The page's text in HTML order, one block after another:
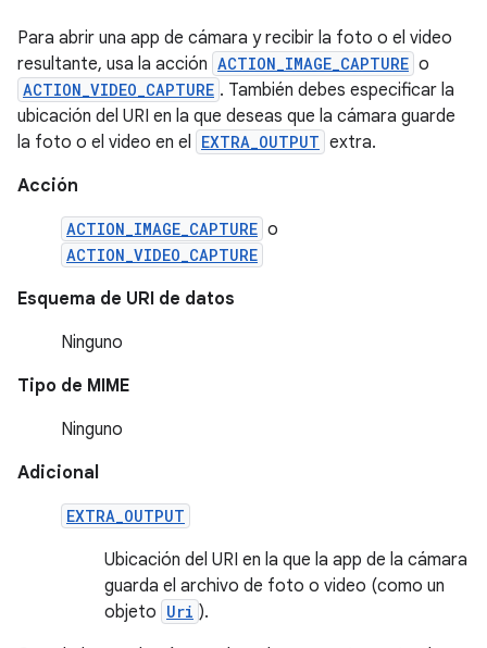
Para abrir una app de cámara y recibir la foto o el video
resultante, usa la acción ACTION_IMAGE_CAPTURE o
ACTION_VIDEO_CAPTURE . También debes especificar la
ubicación del URI en la que deseas que la cámara guarde
la foto o el video en el EXTRA_OUTPUT extra.
Acción
ACTION_IMAGE_CAPTURE o
ACTION_VIDEO_CAPTURE
Esquema de URI de datos
Ninguno
Tipo de MIME
Ninguno
Adicional
EXTRA_OUTPUT
Ubicación del URI en la que la app de la cámara
guarda el archivo de foto o video (como un
objeto Uri ).